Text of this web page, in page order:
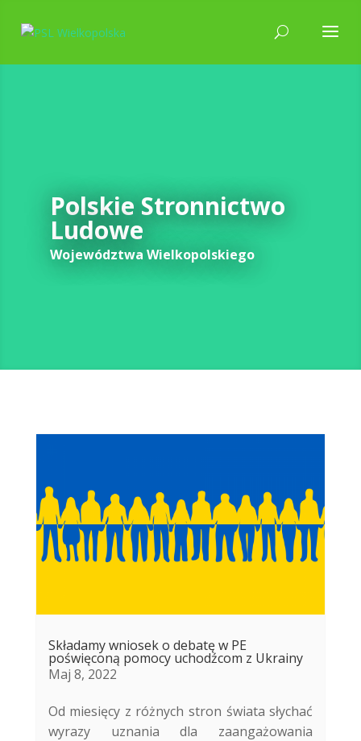
Polskie Stronnictwo
Ludowe
Województwa Wielkopolskiego
Składamy wniosek o debatę w PE
poświęconą pomocy uchodźcom z Ukrainy
Maj 8, 2022
Od miesięcy z różnych stron świata słychać
wyrazy uznania dla zaangażowania